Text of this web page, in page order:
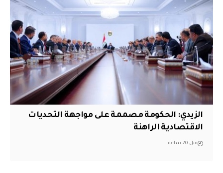
الزيدي: الحكومة مصممة على مواجهة التحديات
الاقتصادية الراهنة
قبل 20 ساعة